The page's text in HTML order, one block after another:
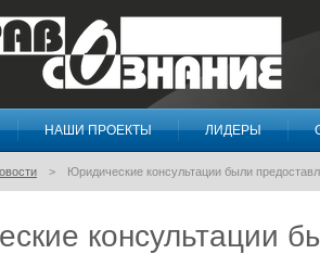
НАШИ ПРОЕКТЫ ЛИДЕРЫ
Юридические консультации были
консультации